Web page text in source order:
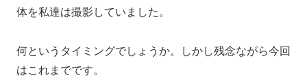
体を私達は撮影していました。
何というタイミングでしょうか。しかし残念ながら今回
はこれまでです。